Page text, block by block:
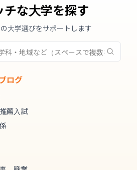
チな大学を探す
大学選びをサポートします
ログ
薦入試